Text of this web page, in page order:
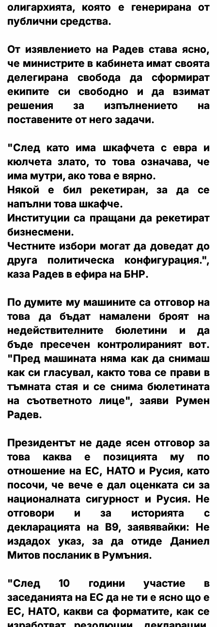
олигархията, която е генерирана от
публични средства.
От изявлението на Радев става ясно,
че министрите в кабинета имат своята
делегирана свобода да сформират
екипите си свободно и да взимат
решения за изпълнението на
поставените от него задачи.
"След като има шкафчета с евра и
кюлчета злато, то това означава, че
има мутри, ако това е вярно.
Някой е бил рекетиран, за да се
напълни това шкафче.
Институции са пращани да рекетират
бизнесмени.
Честните избори могат да доведат до
друга политическа конфигурация.",
каза Радев в ефира на БНР.
По думите му машините са отговор на
това да бъдат намалени броят на
недействителните бюлетини и да
бъде пресечен контролираният вот.
"Пред машината няма как да снимаш
как си гласувал, както това се прави в
тъмната стая и се снима бюлетината
на съответното лице", заяви Румен
Радев.
Президентът не даде ясен отговор за
това каква е позицията му по
отношение на ЕС, НАТО и Русия, като
посочи, че вече е дал оценката си за
националната сигурност и Русия. Не
отговори и за историята с
декларацията на B9, заявявайки: Не
издадох указ, за да отиде Даниел
Митов посланик в Румъния.
"След 10 години участие в
заседанията на ЕС да не ти е ясно що е
ЕС, НАТО, какви са форматите, как се